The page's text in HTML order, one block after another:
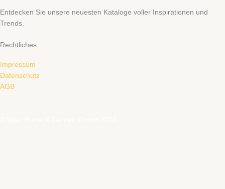
Entdecken Sie unsere neuesten Kataloge voller Inspirationen und
Trends.
Rechtliches
Impressum
Datenschutz
AGB